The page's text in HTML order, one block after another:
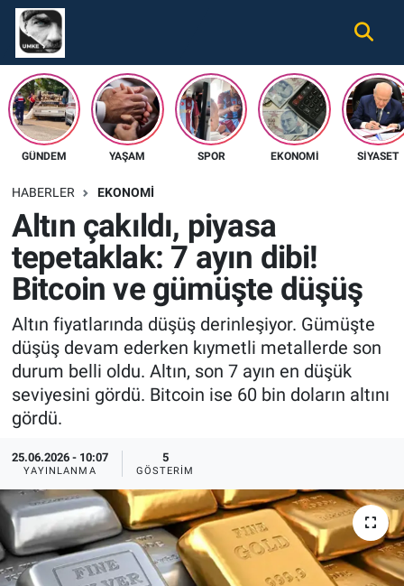
GÜNDEM YAŞAM SPOR EKONOMI SIYASET
HABERLER EKONOMI
Altın çakıldı, piyasa
tepetaklak: 7 ayın dibi!
Bitcoin ve gümüşte düşüş
Altın fiyatlarında düşüş derinleşiyor. Gümüşte
düşüş devam ederken kıymetli metallerde son
durum belli oldu. Altın, son 7 ayın en düşük
seviyesini gördü. Bitcoin ise 60 bin doların altını
gördü.
25.06.2026 - 10:07
YAYINLANMA
5
GÖSTERIM
Gündem
Ekonomi
Spor
Tüm Haberler
İletişim
Künye
Nöbetçi Eczaneler
Hava Durumu
Namaz Vakitleri
Süper Lig Puan Durumu ve Fikstür
Tüm Manşetler
Son Dakika Haberleri
Haber Arşivi